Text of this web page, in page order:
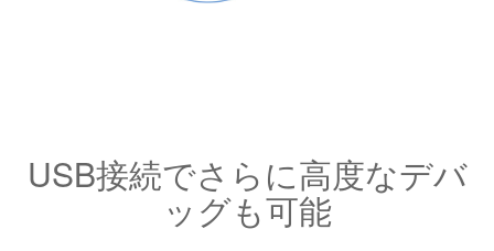
USB接続でさらに高度なデバ
ッグも可能